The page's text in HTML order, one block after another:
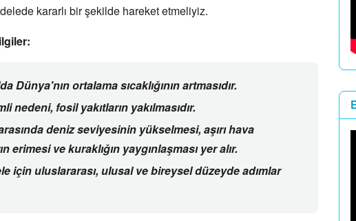
kararlı bir şekilde hareket etmeliyiz.
Dünya'nın ortalama sıcaklığının artmasıdır.
nedeni, fosil yakıtların yakılmasıdır.
deniz seviyesinin yükselmesi, aşırı hava
erimesi ve kuraklığın yaygınlaşması yer alır.
için uluslararası, ulusal ve bireysel düzeyde adımlar